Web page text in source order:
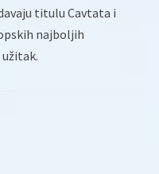
titulu Cavtata i
najboljih